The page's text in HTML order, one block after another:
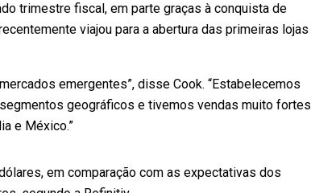
trimestre fiscal, em parte graças à conquista de
viajou para a abertura das primeiras lojas
emergentes”, disse Cook. “Estabelecemos
geográficos e tivemos vendas muito fortes
e México.”
em comparação com as expectativas dos